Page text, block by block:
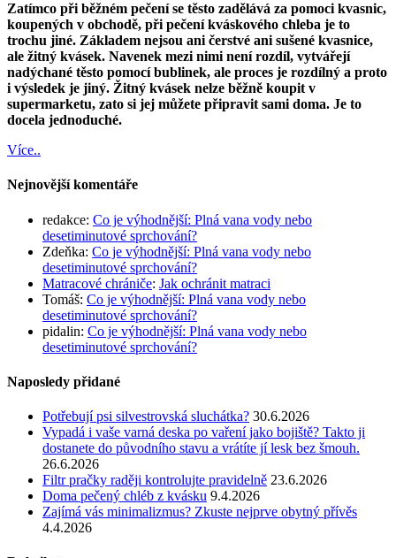
Zatímco při běžném pečení se těsto zadělává za pomoci kvasnic,
koupených v obchodě, při pečení kváskového chleba je to
trochu jiné. Základem nejsou ani čerstvé ani sušené kvasnice,
ale žitný kvásek. Navenek mezi nimi není rozdíl, vytvářejí
nadýchané těsto pomocí bublinek, ale proces je rozdílný a proto
i výsledek je jiný. Žitný kvásek nelze běžně koupit v
supermarketu, zato si jej můžete připravit sami doma. Je to
docela jednoduché.
Více..
Nejnovější komentáře
redakce: Co je výhodnější: Plná vana vody nebo
desetiminutové sprchování?
Zdeňka: Co je výhodnější: Plná vana vody nebo
desetiminutové sprchování?
Matracové chrániče: Jak ochránit matraci
Tomáš: Co je výhodnější: Plná vana vody nebo
desetiminutové sprchování?
pidalin: Co je výhodnější: Plná vana vody nebo
desetiminutové sprchování?
Naposledy přidané
Potřebují psi silvestrovská sluchátka? 30.6.2026
Vypadá i vaše varná deska po vaření jako bojiště? Takto ji
dostanete do původního stavu a vrátíte jí lesk bez šmouh.
26.6.2026
Filtr pračky raději kontrolujte pravidelně 23.6.2026
Doma pečený chléb z kvásku 9.4.2026
Zajímá vás minimalizmus? Zkuste nejprve obytný přívěs
4.4.2026